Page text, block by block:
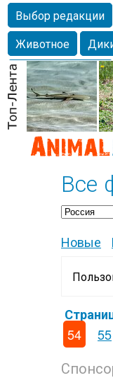
Выбор редакции
Животное
Млекопитающие
любимцы
Спаниель
Все
Новые
54
55